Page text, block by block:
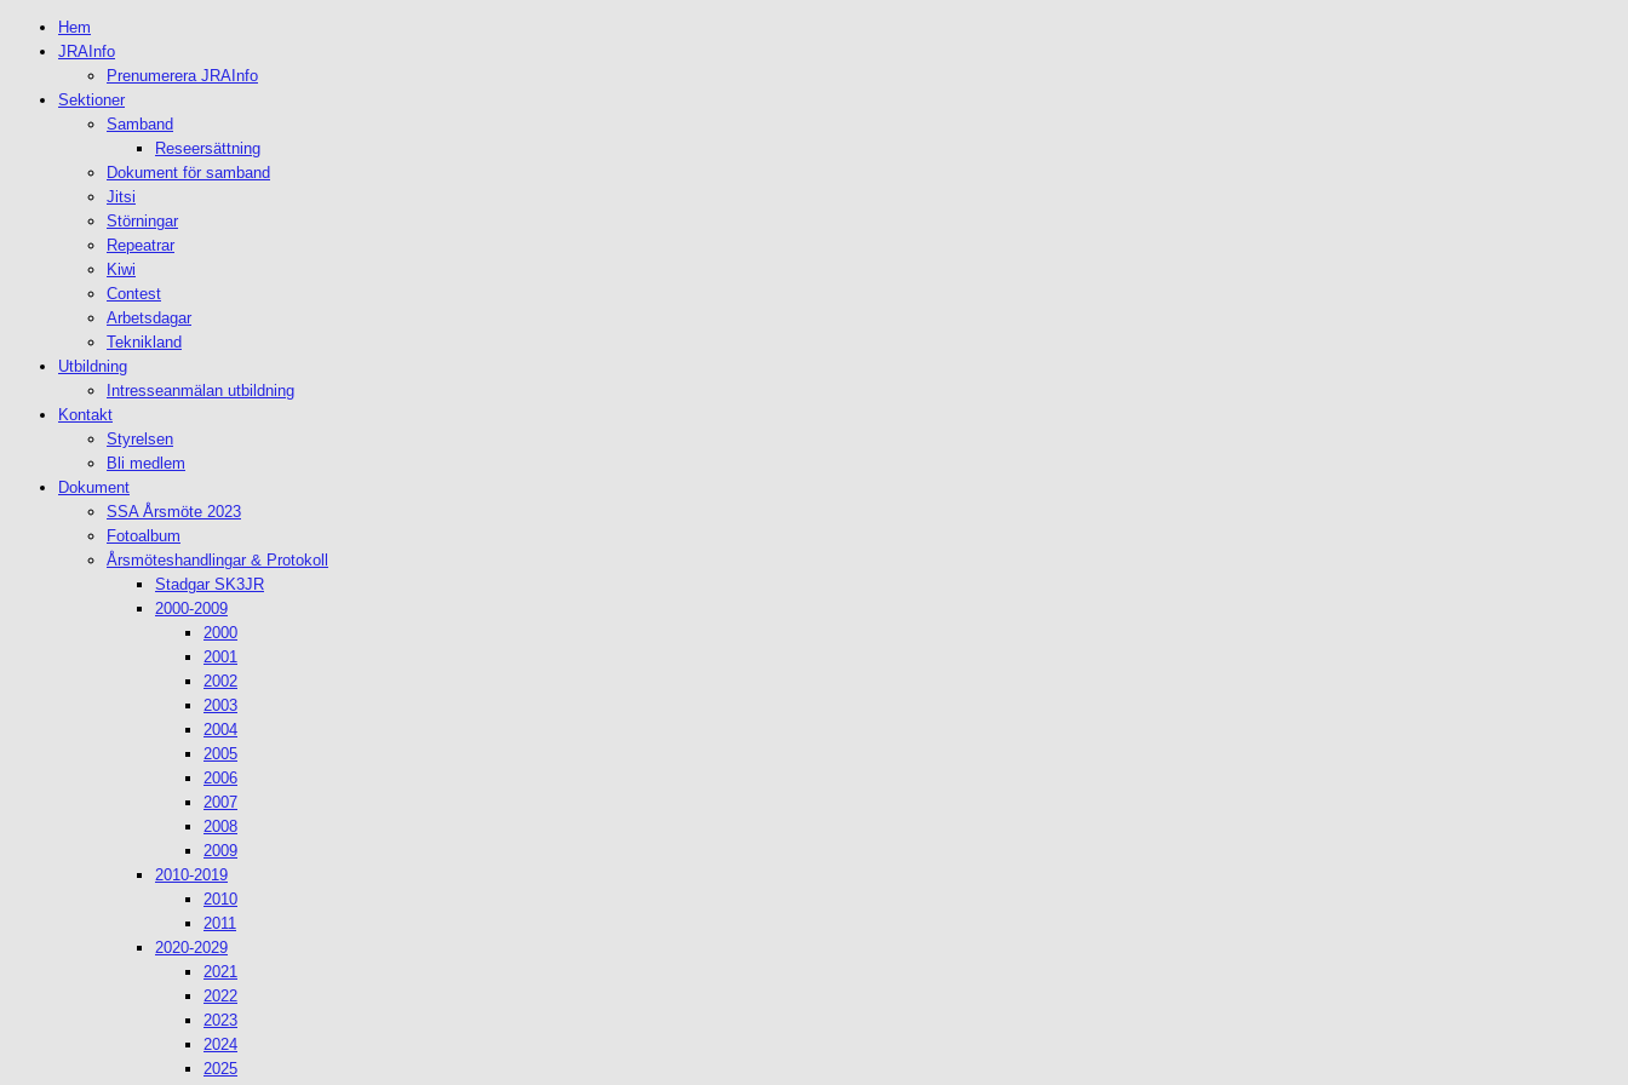
Hem
JRAInfo
Prenumerera JRAInfo
Sektioner
Samband
Reseersättning
Dokument för samband
Jitsi
Störningar
Repeatrar
Kiwi
Contest
Arbetsdagar
Teknikland
Utbildning
Intresseanmälan utbildning
Kontakt
Styrelsen
Bli medlem
Dokument
SSA Årsmöte 2023
Fotoalbum
Årsmöteshandlingar & Protokoll
Stadgar SK3JR
2000-2009
2000
2001
2002
2003
2004
2005
2006
2007
2008
2009
2010-2019
2010
2011
2020-2029
2021
2022
2023
2024
2025